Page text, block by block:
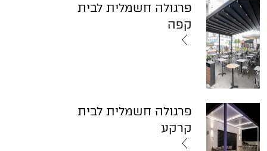
פרגולה חשמלית לבית
קפה
פרגולה חשמלית לבית
קרקע